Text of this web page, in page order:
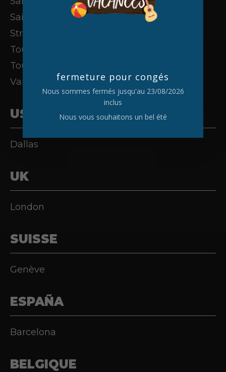
Saint-Étienne
Strasbourg
Toulouse
Tours
Vannes
USA
Dallas
UK
London
SUISSE
Genève
ESPAÑA
Barcelona
BELGIQUE
fermeture pour congés
Nous sommes fermés jusqu'au 23/08/2026
inclus
Nous vous souhaitons un bel été